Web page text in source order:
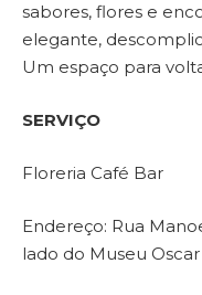
sabores, flores e
elegante,
Um espaço para
SERVIÇO
Floreria Café Bar
Endereço: Rua
lado do Museu